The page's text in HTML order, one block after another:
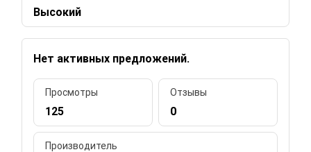
Высокий
Нет активных предложений.
Просмотры
125
Отзывы
0
Производитель